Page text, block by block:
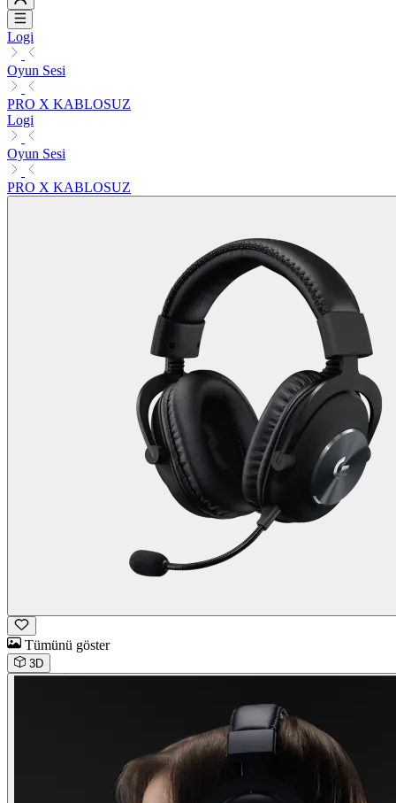
Logi
Oyun Sesi
PRO X KABLOSUZ
Logi
Oyun Sesi
PRO X KABLOSUZ
Tümünü göster
3D